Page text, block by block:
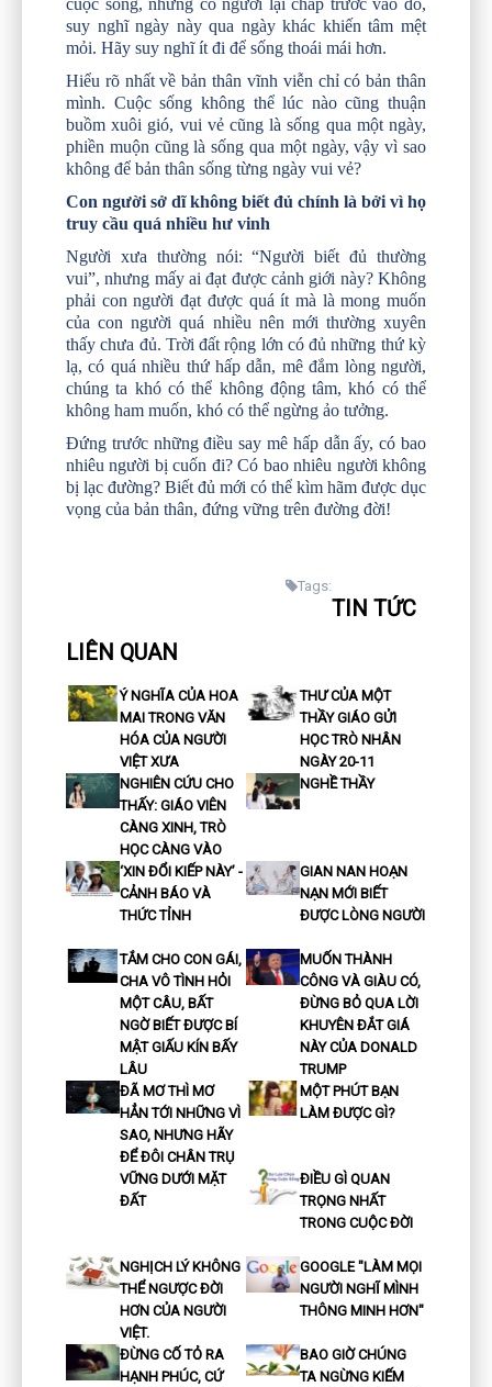
cuộc sống, nhưng có người lại chấp trước vào đó,
suy nghĩ ngày này qua ngày khác khiến tâm mệt
mỏi. Hãy suy nghĩ ít đi để sống thoái mái hơn.
Hiểu rõ nhất về bản thân vĩnh viễn chỉ có bản thân
mình. Cuộc sống không thể lúc nào cũng thuận
buồm xuôi gió, vui vẻ cũng là sống qua một ngày,
phiền muộn cũng là sống qua một ngày, vậy vì sao
không để bản thân sống từng ngày vui vẻ?
Con người sở dĩ không biết đủ chính là bởi vì họ
truy cầu quá nhiều hư vinh
Người xưa thường nói: “Người biết đủ thường
vui”, nhưng mấy ai đạt được cảnh giới này? Không
phải con người đạt được quá ít mà là mong muốn
của con người quá nhiều nên mới thường xuyên
thấy chưa đủ. Trời đất rộng lớn có đủ những thứ kỳ
lạ, có quá nhiều thứ hấp dẫn, mê đắm lòng người,
chúng ta khó có thể không động tâm, khó có thể
không ham muốn, khó có thể ngừng ảo tưởng.
Đứng trước những điều say mê hấp dẫn ấy, có bao
nhiêu người bị cuốn đi? Có bao nhiêu người không
bị lạc đường? Biết đủ mới có thể kìm hãm được dục
vọng của bản thân, đứng vững trên đường đời!
Tags:
TIN TỨC
LIÊN QUAN
Ý NGHĨA CỦA HOA
MAI TRONG VĂN
HÓA CỦA NGƯỜI
VIỆT XƯA
THƯ CỦA MỘT
THẦY GIÁO GỬI
HỌC TRÒ NHÂN
NGÀY 20-11
NGHIÊN CỨU CHO
THẤY: GIÁO VIÊN
CÀNG XINH, TRÒ
HỌC CÀNG VÀO
NGHỀ THẦY
‘XIN ĐỔI KIẾP NÀY’ -
CẢNH BÁO VÀ
THỨC TỈNH
GIAN NAN HOẠN
NẠN MỚI BIẾT
ĐƯỢC LÒNG NGƯỜI
TẮM CHO CON GÁI,
CHA VÔ TÌNH HỎI
MỘT CÂU, BẤT
NGỜ BIẾT ĐƯỢC BÍ
MẬT GIẤU KÍN BẤY
LÂU
MUỐN THÀNH
CÔNG VÀ GIÀU CÓ,
ĐỪNG BỎ QUA LỜI
KHUYÊN ĐẮT GIÁ
NÀY CỦA DONALD
TRUMP
ĐÃ MƠ THÌ MƠ
HẲN TỚI NHỮNG VÌ
SAO, NHƯNG HÃY
ĐỂ ĐÔI CHÂN TRỤ
VỮNG DƯỚI MẶT
ĐẤT
MỘT PHÚT BẠN
LÀM ĐƯỢC GÌ?
ĐIỀU GÌ QUAN
TRỌNG NHẤT
TRONG CUỘC ĐỜI
NGHỊCH LÝ KHÔNG
THỂ NGƯỢC ĐỜI
HƠN CỦA NGƯỜI
VIỆT.
GOOGLE "LÀM MỌI
NGƯỜI NGHĨ MÌNH
THÔNG MINH HƠN"
ĐỪNG CỐ TỎ RA
HẠNH PHÚC, CỨ
BAO GIỜ CHÚNG
TA NGỪNG KIẾM